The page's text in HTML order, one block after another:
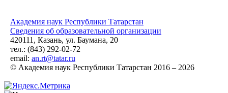
Академия наук Республики Татарстан
Сведения об образовательной организации
420111, Казань, ул. Баумана, 20
тел.: (843) 292-02-72
email: an.rt@tatar.ru
© Академия наук Республики Татарстан 2016 – 2026